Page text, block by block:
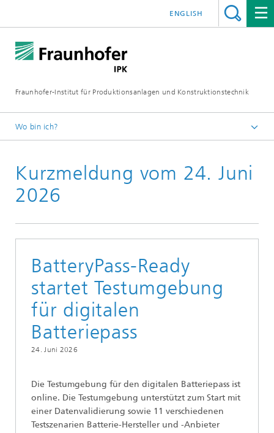
Fraunhofer-Institut für Produktionsanlagen und Konstruktionstechnik
ENGLISH
Wo bin ich?
Kurzmeldungen
Kurzmeldung vom 24. Juni
2026
BatteryPass-Ready
startet Testumgebung
für digitalen
Batteriepass
24. Juni 2026
Die Testumgebung für den digitalen Batteriepass ist
online. Die Testumgebung unterstützt zum Start mit
einer Datenvalidierung sowie 11 verschiedenen
Testszenarien Batterie-Hersteller und -Anbieter